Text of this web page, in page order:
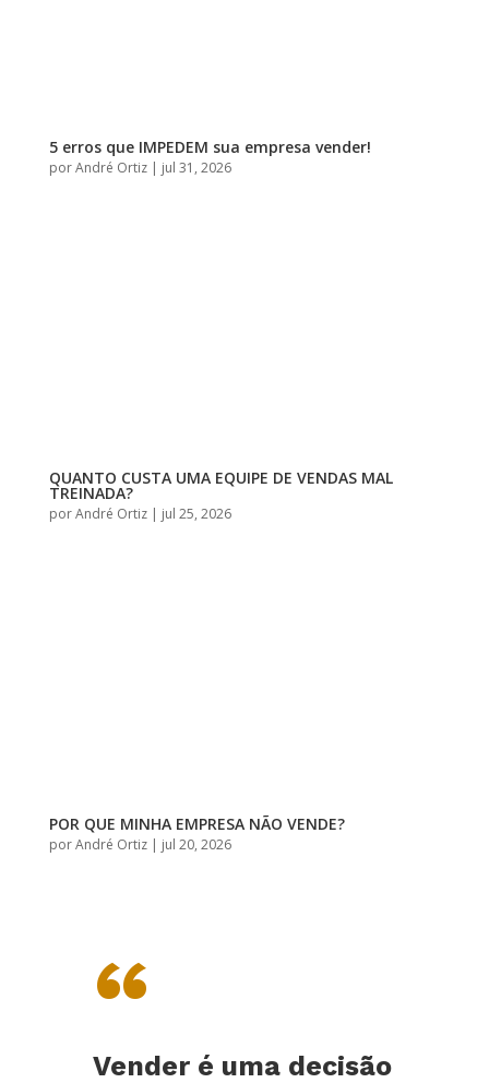
5 erros que IMPEDEM sua empresa vender!
porAndré Ortiz| jul 31, 2026
QUANTO CUSTA UMA EQUIPE DE VENDAS MAL
TREINADA?
porAndré Ortiz| jul 25, 2026
POR QUE MINHA EMPRESA NÃO VENDE?
porAndré Ortiz| jul 20, 2026
“
Vender é uma decisão